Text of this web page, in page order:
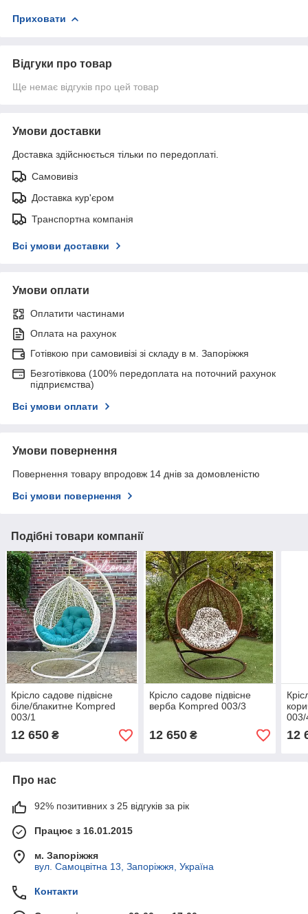
Приховати
Відгуки про товар
Ще немає відгуків про цей товар
Умови доставки
Доставка здійснюється тільки по передоплаті.
Самовивіз
Доставка кур'єром
Транспортна компанія
Всі умови доставки
Умови оплати
Оплатити частинами
Оплата на рахунок
Готівкою при самовивізі зі складу в м. Запоріжжя
Безготівкова (100% передоплата на поточний рахунок
підприємства)
Всі умови оплати
Умови повернення
Повернення товару впродовж 14 днів за домовленістю
Всі умови повернення
Подібні товари компанії
Крісло садове підвісне
біле/блакитне Kompred
003/1
12 650 ₴
Крісло садове підвісне
верба Kompred 003/3
12 650₴
003/
12
Про нас
92% позитивних з 25 відгуків за рік
Працює з 16.01.2015
м. Запоріжжя
вул. Самоцвітна 13, Запоріжжя, Україна
Контакти